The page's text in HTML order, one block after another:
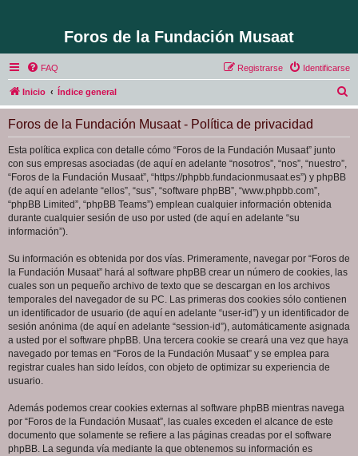
Foros de la Fundación Musaat
FAQ Identificarse
Registrarse
Inicio Índice general
u
Foros de la Fundación Musaat - Política de privacidad
Esta política explica con detalle cómo “Foros de la Fundación Musaat” junto
con sus empresas asociadas (de aquí en adelante “nosotros”, “nos”, “nuestro”,
“Foros de la Fundación Musaat”, “https://phpbb.fundacionmusaat.es”) y phpBB
(de aquí en adelante “ellos”, “sus”, “software phpBB”, “www.phpbb.com”,
“phpBB Limited”, “phpBB Teams”) emplean cualquier información obtenida
durante cualquier sesión de uso por usted (de aquí en adelante “su
información”).
Su información es obtenida por dos vías. Primeramente, navegar por “Foros de
la Fundación Musaat” hará al software phpBB crear un número de cookies, las
cuales son un pequeño archivo de texto que se descargan en los archivos
temporales del navegador de su PC. Las primeras dos cookies sólo contienen
un identificador de usuario (de aquí en adelante “user-id”) y un identificador de
sesión anónima (de aquí en adelante “session-id”), automáticamente asignada
a usted por el software phpBB. Una tercera cookie se creará una vez que haya
navegado por temas en “Foros de la Fundación Musaat” y se emplea para
registrar cuales han sido leídos, con objeto de optimizar su experiencia de
usuario.
Además podemos crear cookies externas al software phpBB mientras navega
por “Foros de la Fundación Musaat”, las cuales exceden el alcance de este
documento que solamente se refiere a las páginas creadas por el software
phpBB. La segunda vía mediante la que obtenemos su información es